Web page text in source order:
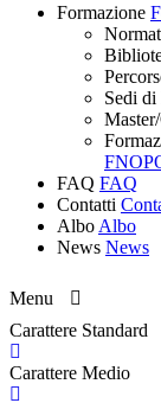
Formazione
Sedi di
FAQ FAQ
Contatti
Albo Albo
News News
Menu
Carattere Standard
Carattere Medio